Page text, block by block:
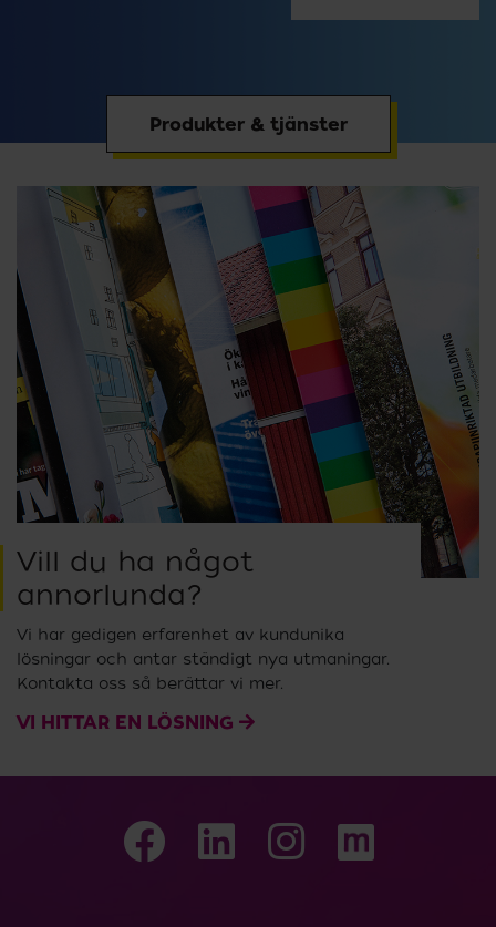
Produkter & tjänster
Vill du ha något
annorlunda?
Vi har gedigen erfarenhet av kundunika
lösningar och antar ständigt nya utmaningar.
Kontakta oss så berättar vi mer.
VI HITTAR EN LÖSNING